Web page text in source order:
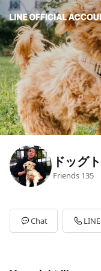
ドッグ
Friends 135
Chat